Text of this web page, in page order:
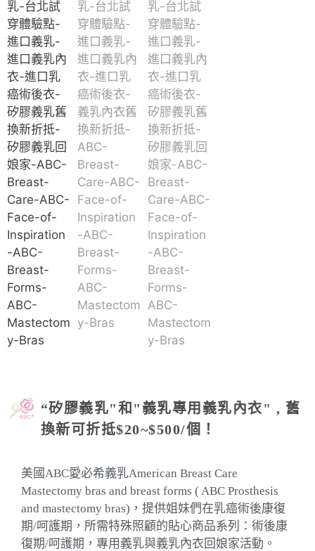
“矽膠義乳"和"義乳專用義乳內衣" , 舊
換新可折抵$20~$500/個！
美國ABC愛必希義乳American Breast Care
Mastectomy bras and breast forms ( ABC Prosthesis
and mastectomy bras)，提供姐妹們在乳癌術後康復
期/呵護期，所需特殊照顧的貼心商品系列：術後康
復期/呵護期，專用義乳與義乳內衣回娘家活動。